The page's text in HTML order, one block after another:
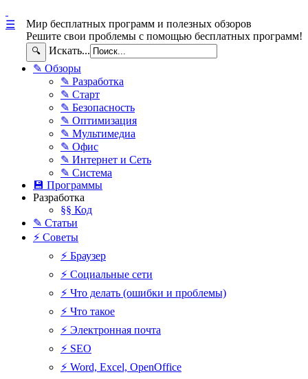
Мир бесплатных программ и полезных обзоров
Решите свои проблемы с помощью бесплатных программ!
🔍 Искать...
☰
✎ Обзоры
✎ Разработка
✎ Старт
✎ Безопасность
✎ Оптимизация
✎ Мультимедиа
✎ Офис
✎ Интернет и Сеть
✎ Система
💾 Программы
Разработка
§§ Код
✎ Статьи
⚡ Советы
⚡ Браузер
⚡ Социальные сети
⚡ Что делать (ошибки и проблемы)
⚡ Что такое
⚡ Электронная почта
⚡ SEO
⚡ Word, Excel, OpenOffice